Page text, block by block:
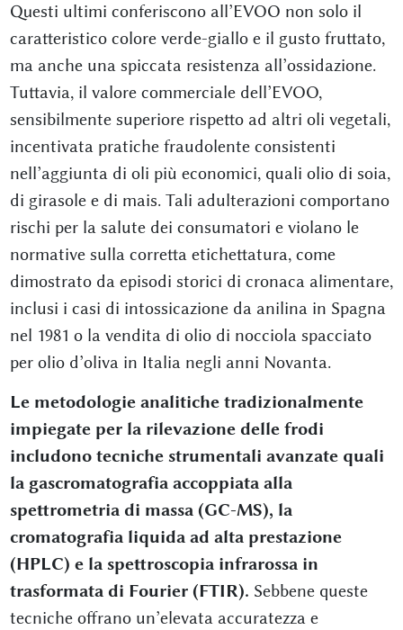
Questi ultimi conferiscono all’EVOO non solo il
caratteristico colore verde-giallo e il gusto fruttato,
ma anche una spiccata resistenza all’ossidazione.
Tuttavia, il valore commerciale dell’EVOO,
sensibilmente superiore rispetto ad altri oli vegetali,
incentivata pratiche fraudolente consistenti
nell’aggiunta di oli più economici, quali olio di soia,
di girasole e di mais. Tali adulterazioni comportano
rischi per la salute dei consumatori e violano le
normative sulla corretta etichettatura, come
dimostrato da episodi storici di cronaca alimentare,
inclusi i casi di intossicazione da anilina in Spagna
nel 1981 o la vendita di olio di nocciola spacciato
per olio d’oliva in Italia negli anni Novanta.
Le metodologie analitiche tradizionalmente
impiegate per la rilevazione delle frodi
includono tecniche strumentali avanzate quali
la gascromatografia accoppiata alla
spettrometria di massa (GC-MS), la
cromatografia liquida ad alta prestazione
(HPLC) e la spettroscopia infrarossa in
trasformata di Fourier (FTIR). Sebbene queste
tecniche offrano un’elevata accuratezza e